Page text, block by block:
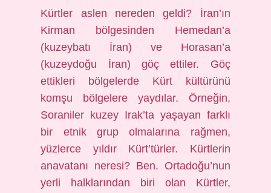
Kürtler aslen nereden geldi? İran’ın
Kirman bölgesinden Hemedan’a
(kuzeybatı İran) ve Horasan’a
(kuzeydoğu İran) göç ettiler. Göç
ettikleri bölgelerde Kürt kültürünü
komşu bölgelere yaydılar. Örneğin,
Soraniler kuzey Irak’ta yaşayan farklı
bir etnik grup olmalarına rağmen,
yüzlerce yıldır Kürt’türler. Kürtlerin
anavatanı neresi? Ben. Ortadoğu’nun
yerli halklarından biri olan Kürtler,